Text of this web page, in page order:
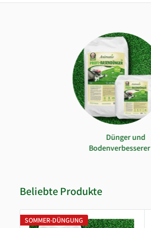
Dünger und
Bodenverbesserer
Beliebte Produkte
SOMMER-DÜNGUNG